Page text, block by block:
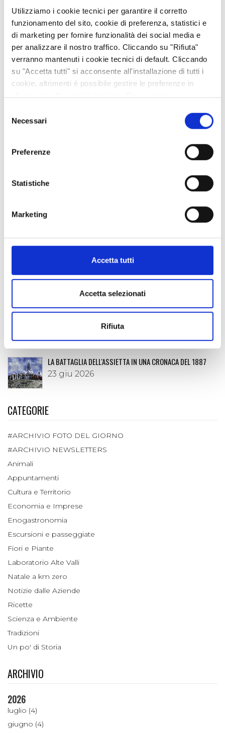
Utilizziamo i cookie tecnici per garantire il corretto
funzionamento del sito, cookie di preferenza, statistici e
di marketing per fornire funzionalità dei social media e
per analizzare il nostro traffico. Cliccando su "Rifiuta"
verranno mantenuti i cookie tecnici di default. Cliccando
su "Accetta tutti" si acconsente all'installazione di tutti i
cookie, altrimenti è possibile gestire le preferenze in
riferimento alle singole tipologie. Per maggiori
delNecessari
Preferenze
Statistiche
Marketing
Accetta tutti
Accetta selezionati
Rifiuta
dell’attività, che ben difficilmente però potrà
avvenire.
L'AUTORE
Silvano Gallino
CONDIVIDI: Facebook
TwitterLinkedIn
EmailShare
FARE IMPRESA NELLE TERRE ALTE: A SUSA CNA DISCUTE DI
TURISMO E CELEBRA LA FEDELTÀ ASSOCIATIVA
IL GELSO: INTRODOTTO PER L'ALIMENTAZIONE DEI BACHI DA
DIECI SECOLI
06 lug 2026
È DISPONIBILE LA "GUIDA FREE" 2026 DELLA VALLE DI SUSA
LA BATTAGLIA DELL'ASSIETTA IN UNA CRONACA DEL 1887
23 giu 2026
CATEGORIE
#ARCHIVIO FOTO DEL GIORNO
#ARCHIVIO NEWSLETTERS
Animali
Appuntamenti
Cultura e Territorio
Economia e Imprese
Enogastronomia
Escursioni e passeggiate
Fiori e Piante
Laboratorio Alte Valli
Natale a km zero
Notizie dalle Aziende
Ricette
Scienza e Ambiente
Tradizioni
Un po' di Storia
ARCHIVIO
2026
luglio (4)
giugno (4)